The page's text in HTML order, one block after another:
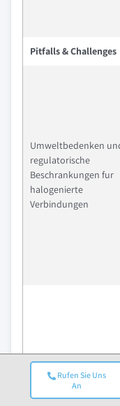
Rufen Sie Uns
An
Pitfalls & Challenges
Umweltbedenken
regulatorische
Beschrankungen fur
halogenierte
Verbindungen
Technische
Leistungsabwagungen
in halogenfreien